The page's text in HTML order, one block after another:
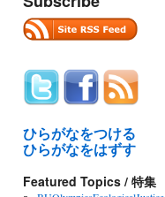
ひらがなをつける
ひらがなをはずす
Featured Topics / 特集